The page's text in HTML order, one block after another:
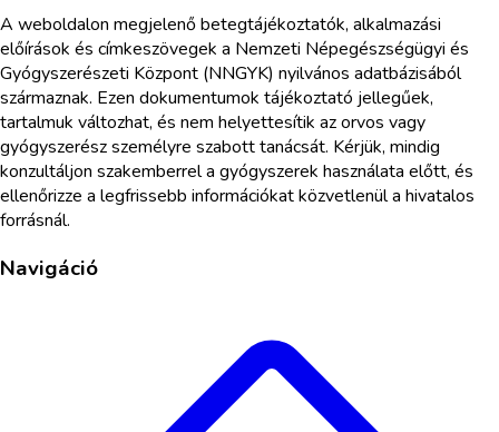
A weboldalon megjelenő betegtájékoztatók, alkalmazási
előírások és címkeszövegek a Nemzeti Népegészségügyi és
Gyógyszerészeti Központ (NNGYK) nyilvános adatbázisából
származnak. Ezen dokumentumok tájékoztató jellegűek,
tartalmuk változhat, és nem helyettesítik az orvos vagy
gyógyszerész személyre szabott tanácsát. Kérjük, mindig
konzultáljon szakemberrel a gyógyszerek használata előtt, és
ellenőrizze a legfrissebb információkat közvetlenül a hivatalos
forrásnál.
Navigáció